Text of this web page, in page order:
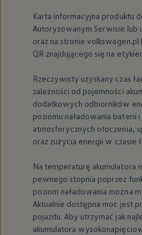
SUV-y
Rozwój
Technologia
Nowy
Technologie i
Odwiedź Volkswagen
Warto wybrać
Infolinia Volkswagen
Podcast Elektrycznie
Umów się na Serwis
Newsletter ID.
Znajdź Dealera
Zapisz się na jazdę próbną
Karta informacyjna produktu
Autoryzowanym Serwisie lub
oraz na stronie
QR znajdującego się na
Rzeczywisty uzyskany czas
zależności od pojemności
dodatkowych odbiorników
poziomu naładowania baterii
atmosferycznych otoczenia,
oraz zużycia energii w czasie
Na temperaturę akumulatora
pewnego stopnia poprzez
poziom naładowania można
Aktualnie dostępna moc jest
pojazdu. Aby utrzymać jak
akumulatora